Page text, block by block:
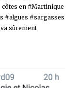
côtes en #Martinique
#algues #sargasses
sûrement